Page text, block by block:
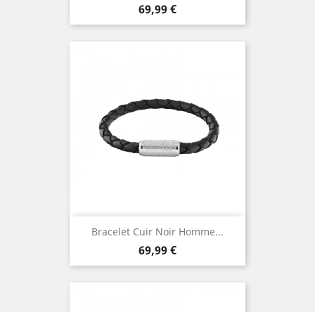
Prix
69,99 €
Bracelet Cuir Noir Homme...
Prix
69,99 €